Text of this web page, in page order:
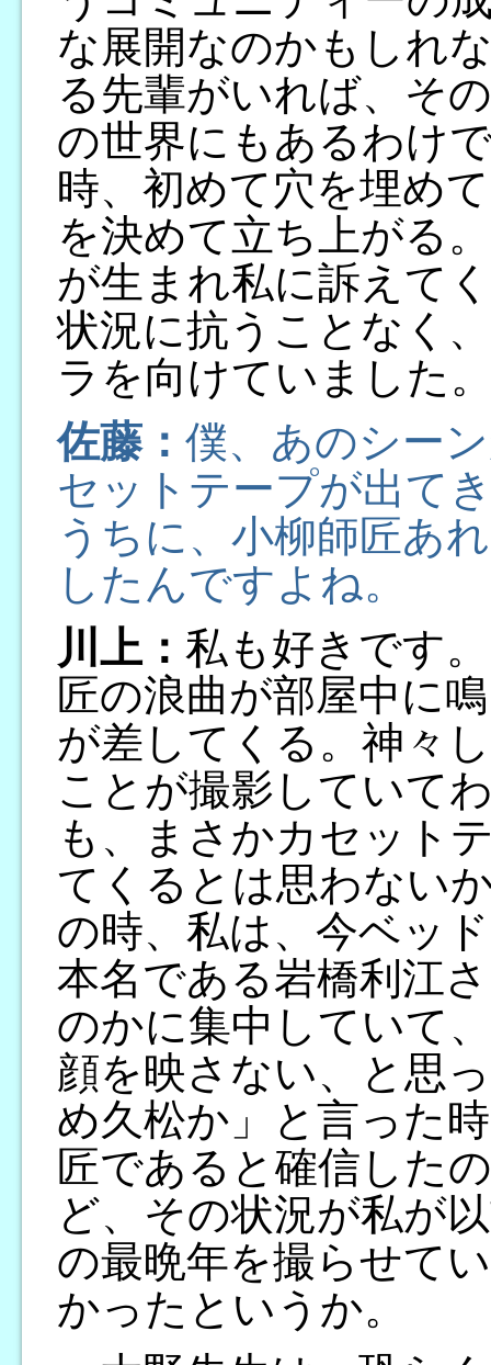
な展開なのかもしれ
る先輩がいれば、そ
の世界にもあるわけ
時、初めて穴を埋め
を決めて立ち上がる
が生まれ私に訴えて
状況に抗うことなく
ラを向けていました
佐藤： 僕、あのシー
セットテープが出て
うちに、小柳師匠あ
したんですよね。
川上： 私も好きです
匠の浪曲が部屋中に
が差してくる。神々
ことが撮影していて
も、まさかカセット
てくるとは思わない
の時、私は、今ベッ
本名である岩橋利江
のかに集中していて
顔を映さない、と思
め久松か」と言った
匠であると確信した
ど、その状況が私が
の最晩年を撮らせて
かったというか。